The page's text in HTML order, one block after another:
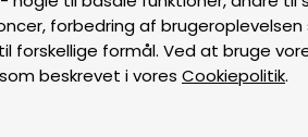
forbedring af
forskellige formål. Ved at bruge
beskrevet i vores Cookiepolitik.